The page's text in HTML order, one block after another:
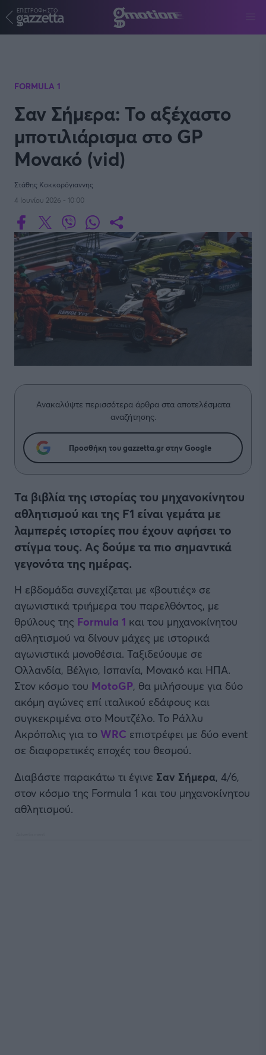
ΕΠΙΣΤΡΟΦΗ ΣΤΟ
FORMULA 1
Σαν Σήμερα: Το αξέχαστο
μποτιλιάρισμα στο GP
Μονακό (vid)
Στάθης Κοκκορόγιαννης
4 Ιουνίου 2026 - 10:00
Ανακαλύψτε περισσότερα άρθρα στα αποτελέσματα
αναζήτησης.
Προσθήκη του gazzetta.gr στην Google
Τα βιβλία της ιστορίας του μηχανοκίνητου
αθλητισμού και της F1 είναι γεμάτα με
λαμπερές ιστορίες που έχουν αφήσει το
στίγμα τους. Ας δούμε τα πιο σημαντικά
γεγονότα της ημέρας.
Η εβδομάδα συνεχίζεται με «βουτιές» σε
αγωνιστικά τριήμερα του παρελθόντος, με
θρύλους της Formula 1 και του μηχανοκίνητου
αθλητισμού να δίνουν μάχες με ιστορικά
αγωνιστικά μονοθέσια. Ταξιδεύουμε σε
Ολλανδία, Βέλγιο, Ισπανία, Μονακό και ΗΠΑ.
Στον κόσμο του MotoGP, θα μιλήσουμε για δύο
ακόμη αγώνες επί ιταλικού εδάφους και
συγκεκριμένα στο Μουτζέλο. Το Ράλλυ
Ακρόπολις για το WRC επιστρέφει με δύο event
σε διαφορετικές εποχές του θεσμού.
Διαβάστε παρακάτω τι έγινε Σαν Σήμερα, 4/6,
στον κόσμο της Formula 1 και του μηχανοκίνητου
αθλητισμού.